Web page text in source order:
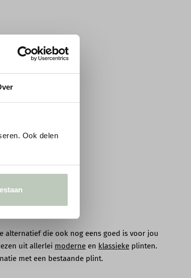
Ook delen
alternatief die ook nog eens goed is voor jou
uit allerlei moderne en klassieke plinten.
met een bestaande plint.